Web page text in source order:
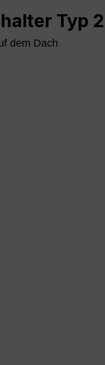
Typ 2
dem Dach